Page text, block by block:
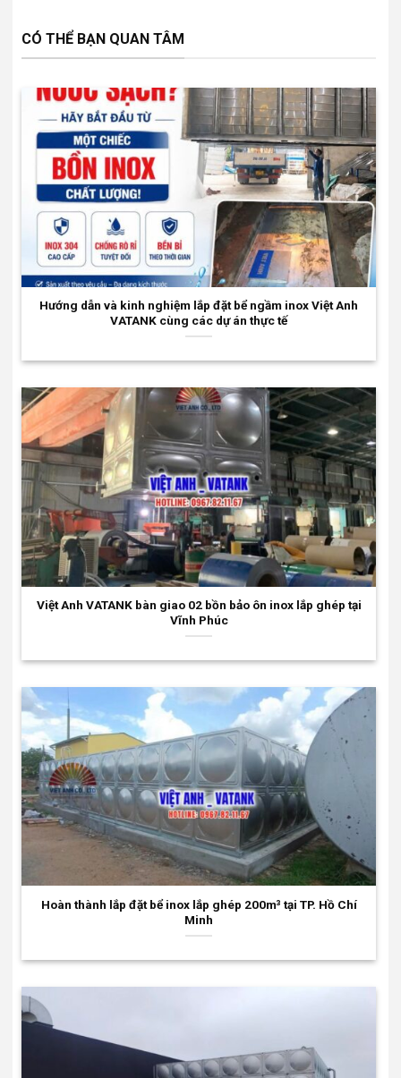
CÓ THỂ BẠN QUAN TÂM
Hướng dẫn và kinh nghiệm lắp đặt bể ngầm inox Việt Anh
VATANK cùng các dự án thực tế
Việt Anh VATANK bàn giao 02 bồn bảo ôn inox lắp ghép tại
Vĩnh Phúc
Hoàn thành lắp đặt bể inox lắp ghép 200m³ tại TP. Hồ Chí
Minh